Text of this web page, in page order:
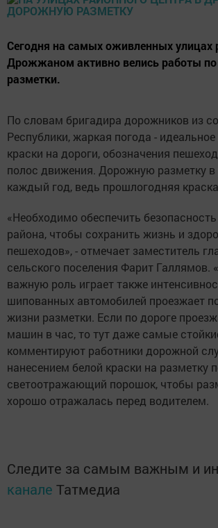
Сегодня на самых оживленных улицах
Дрожжаном активно велись работы
разметки.
По словам бригадира дорожников из
Республики, жаркая погода -
краски на дороги, обозначения
полос движения. Дорожную разметку
каждый год, ведь прошлогодняя
«Необходимо обеспечить
района, чтобы сохранить жизнь и
пешеходов», - отмечает заместитель
сельского поселения Фарит
важную роль играет также
шипованных автомобилей проезжает
жизни разметки. Если по дороге
машин в час, то тут даже самые
комментируют работники дорожной
нанесением белой краски на разметку
светоотражающий порошок, чтобы
хорошо отражалась перед водителем.
Следите за самым важным и
канале Татмедиа